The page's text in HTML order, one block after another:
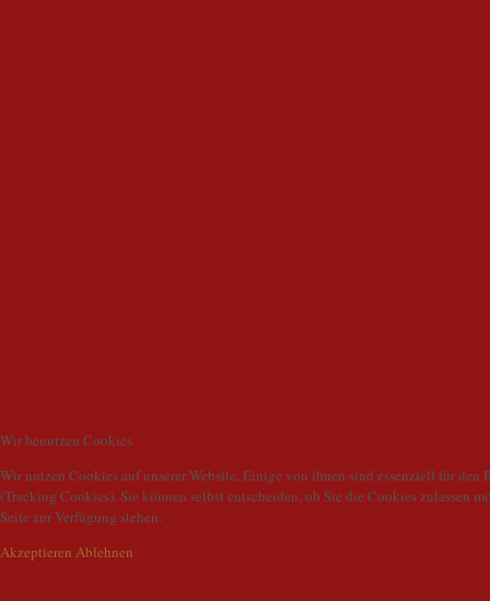
Wir benutzen Cookies
Wir nutzen Cookies auf unserer Website. Einige von ihnen sind essenziell für den
(Tracking Cookies). Sie können selbst entscheiden, ob Sie die Cookies
Seite zur Verfügung stehen.
Akzeptieren Ablehnen